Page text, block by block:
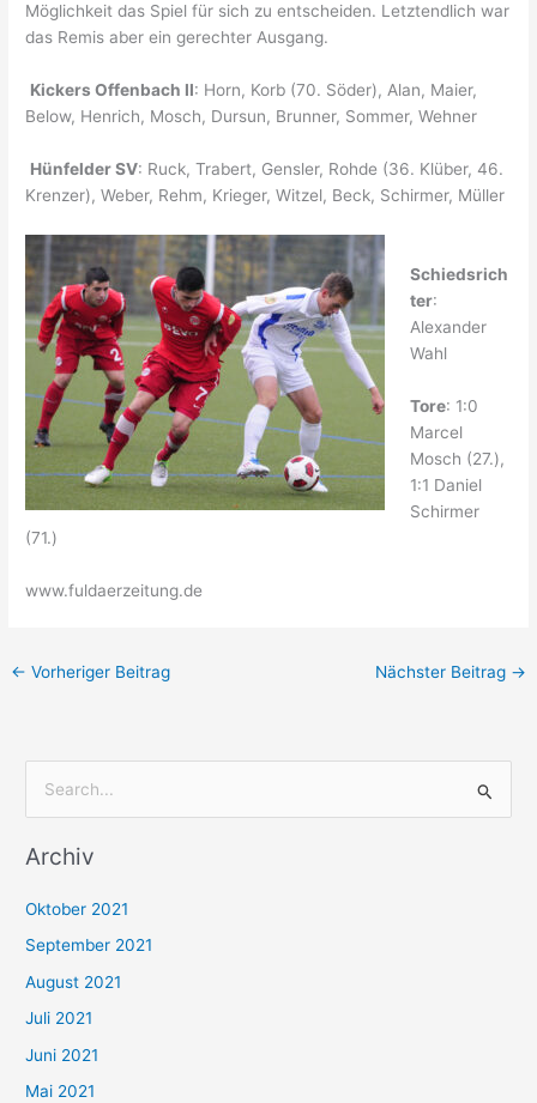
Möglichkeit das Spiel für sich zu entscheiden. Letztendlich war
das Remis aber ein gerechter Ausgang.
Kickers Offenbach II: Horn, Korb (70. Söder), Alan, Maier,
Below, Henrich, Mosch, Dursun, Brunner, Sommer, Wehner
Hünfelder SV: Ruck, Trabert, Gensler, Rohde (36. Klüber, 46.
Krenzer), Weber, Rehm, Krieger, Witzel, Beck, Schirmer, Müller
Schiedsrich
ter:
Alexander
Wahl
Tore: 1:0
Marcel
Mosch (27.),
1:1 Daniel
Schirmer
(71.)
www.fuldaerzeitung.de
← Vorheriger Beitrag Nächster Beitrag →
c
n
n
a
c
h
Archiv
Oktober 2021
September 2021
August 2021
Juli 2021
Juni 2021
Mai 2021